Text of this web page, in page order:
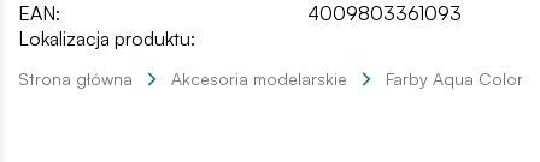
EAN:
4009803361093
Lokalizacja produktu:
Strona główna Akcesoria modelarskie Farby Aqua Color